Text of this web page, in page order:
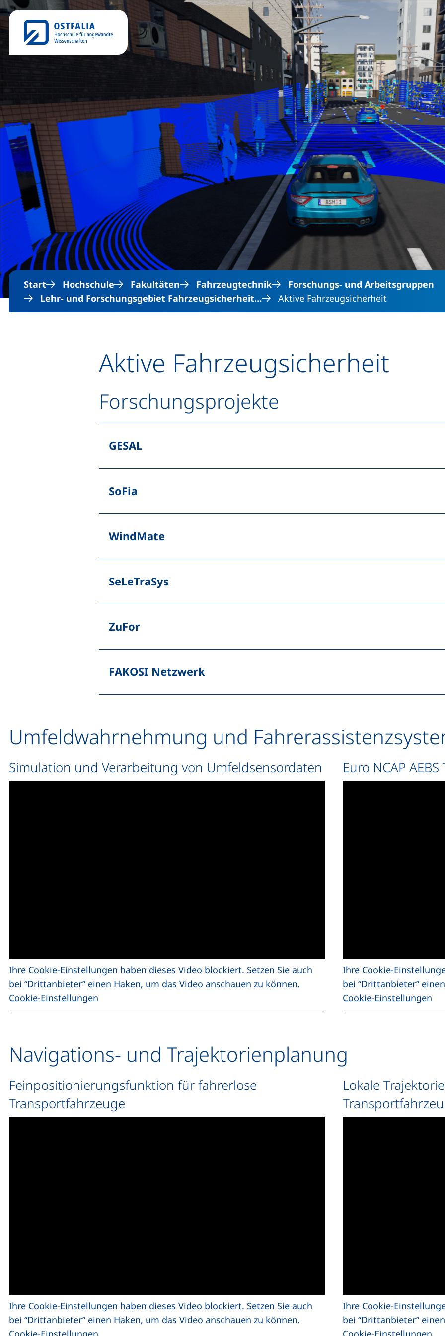
Direkt zum Inhalt
Start Hochschule Fakultäten Fahrzeugtechnik
Forschungs- und Arbeitsgruppen
Lehr- und Forschungsgebiet Fahrzeugsicherheit…
Aktive Fahrzeugsicherheit
Aktive Fahrzeugsicherheit
Forschungsprojekte
GESAL
SoFia
WindMate
SeLeTraSys
ZuFor
FAKOSI Netzwerk
Umfeldwahrnehmung und
Simulation und Verarbeitung von Umfeldsensordaten
Ihre Cookie-Einstellungen haben dieses Video blockiert. Setzen Sie auch
bei “Drittanbieter” einen Haken, um das Video anschauen zu können.
Cookie-Einstellungen
Euro NCAP AEBS
Ihre Cookie-
bei “Drittanbieter”
Cookie-Einstellungen
Navigations- und Trajektorienplanung
Feinpositionierungsfunktion für fahrerlose
Transportfahrzeuge
Ihre Cookie-Einstellungen haben dieses Video blockiert. Setzen Sie auch
bei “Drittanbieter” einen Haken, um das Video anschauen zu können.
Cookie-Einstellungen
Lokale
Ihre Cookie-
bei “Drittanbieter”
Cookie-Einstellungen